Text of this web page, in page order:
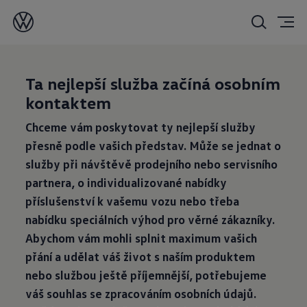
Ta nejlepší služba začíná osobním
kontaktem
Chceme vám poskytovat ty nejlepší služby
přesně podle vašich představ. Může se jednat o
služby při návštěvě prodejního nebo servisního
partnera, o individualizované nabídky
příslušenství k vašemu vozu nebo třeba
nabídku speciálních výhod pro věrné zákazníky.
Abychom vám mohli splnit maximum vašich
přání a udělat váš život s naším produktem
nebo službou ještě příjemnější, potřebujeme
váš souhlas se zpracováním osobních údajů.